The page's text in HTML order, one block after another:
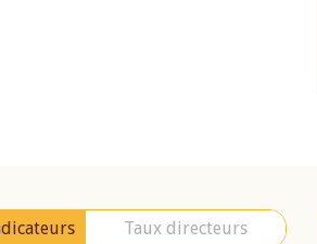
Taux directeurs